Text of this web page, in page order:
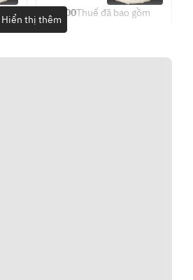
and other
days!
Cake [Yooma
Io]
2-4 people).
Recommende
¥5,000Thuế đã bao gồm
Hiển thị thêm